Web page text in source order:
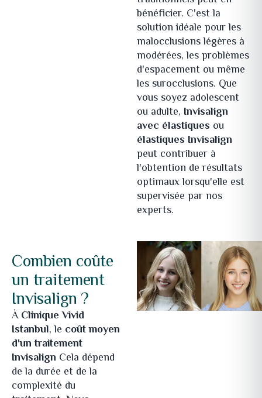
bénéficier. C'est la
solution idéale pour les
malocclusions légères à
modérées, les problèmes
d'espacement ou même
les surocclusions. Que
vous soyez adolescent
ou adulte, Invisalign
avec élastiques ou
élastiques Invisalign
peut contribuer à
l'obtention de résultats
optimaux lorsqu'elle est
supervisée par nos
experts.
Combien coûte
un traitement
Invisalign ?
ÀClinique Vivid
Istanbul, le coût moyen
d'un traitement
Invisalign Cela dépend
de la durée et de la
complexité du